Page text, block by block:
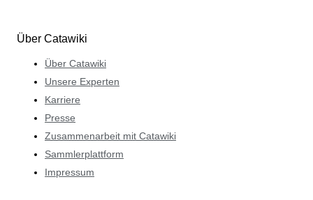
Über Catawiki
Über Catawiki
Unsere Experten
Karriere
Presse
Zusammenarbeit mit Catawiki
Sammlerplattform
Impressum